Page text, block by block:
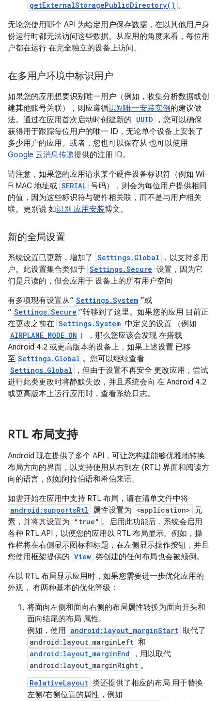
getExternalStoragePublicDirectory() 。
无论您使用哪个 API 为给定用户保存数据，在以其他用户身
份运行时都无法访问这些数据。从应用的角度来看，每位用
户都在运行 在完全独立的设备上访问。
在多用户环境中标识用户
如果您的应用想要识别唯一用户（例如，收集分析数据或创
建其他账号关联），则应遵循识别唯一安装实例的建议做
法。通过在应用首次启动时创建新的 UUID
，您可以确保
获得用于跟踪每位用户的唯一 ID，无论单个设备上安装了
多少用户的应用。或者，您也可以保存从 也可以使用
Google 云消息传递提供的注册 ID。
请注意，如果您的应用请求某个硬件设备标识符（例如 Wi-
Fi MAC 地址或 SERIAL 号码），则会为每位用户提供相同
的值，因为这些标识符与硬件相关联，而不是与用户相关
联。更别说 如识别 应用安装博文。
新的全局设置
系统设置已更新，增加了 Settings.Global
，以支持多用
户。此设置集合类似于 Settings.Secure 设置，因为它
们是只读的，但会应用于 设备上的所有用户空间
有多项现有设置从“ Settings.System ”或
“ Settings.Secure ”转移到了这里。如果您的应用 目前正
在更改之前在 Settings.System 中定义的设置 （例如
AIRPLANE_MODE_ON ），那么您应该会发现 在搭载
Android 4.2 或更高版本的设备上，如果上述设置 已移
至 Settings.Global 。您可以继续查看
Settings.Global
，但由于设置不再安全 更改应用，尝试
进行此类更改时将静默失败，并且系统会向 在 Android 4.2
或更高版本上运行应用时，查看系统日志。
RTL 布局支持
Android 现在提供了多个 API，可让您构建能够优雅地转换
布局方向的界面，以支持使用从右到左 (RTL) 界面和阅读方
向的语言，例如阿拉伯语和希伯来语。
如需开始在应用中支持 RTL 布局，请在清单文件中将
android:supportsRtl 属性设置为 <application> 元
素，并将其设置为
“true" 。启用此功能后，系统会启用
各种 RTL API，以便您的应用以 RTL 布局显示。例如，操
作栏将在右侧显示图标和标题，在左侧显示操作按钮，并且
您使用框架提供的 View 类创建的任何布局也会被颠倒。
在以 RTL 布局显示应用时，如果您需要进一步优化应用的
外观， 有两种基本的优化等级：
将面向左侧和面向右侧的布局属性转换为面向开头和
面向结尾的布局 属性。
例如，使用 android:layout_marginStart 取代了
android:layout_marginLeft 和
android:layout_marginEnd ，用以取代
android:layout_marginRight 。
RelativeLayout 类还提供了相应的布局 用于替换
左侧/右侧位置的属性，例如